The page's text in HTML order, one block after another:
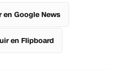
en Google News
en Flipboard